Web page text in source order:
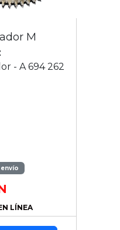
M
- A 694 262
LÍNEA